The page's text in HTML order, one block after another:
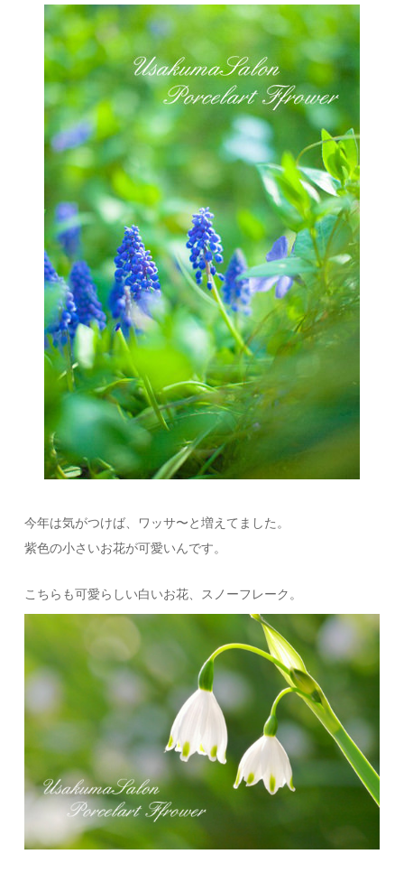
今年は気がつけば、ワッサ〜と増えてました。
紫色の小さいお花が可愛いんです。
こちらも可愛らしい白いお花、スノーフレーク。